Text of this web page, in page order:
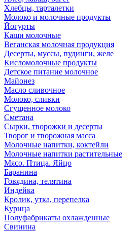
Хлебцы, тарталетки
Молоко и молочные продукты
Йогурты
Каши молочные
Веганская молочная продукция
Десерты, муссы, пудинги, желе
Кисломолочные продукты
Детское питание молочное
Майонез
Масло сливочное
Молоко, сливки
Сгущенное молоко
Сметана
Сырки, творожки и десерты
Творог и творожная масса
Молочные напитки, коктейли
Молочные напитки растительные
Мясо. Птица. Яйцо
Баранина
Говядина, телятина
Индейка
Кролик, утка, перепелка
Курица
Полуфабрикаты охлажденные
Свинина